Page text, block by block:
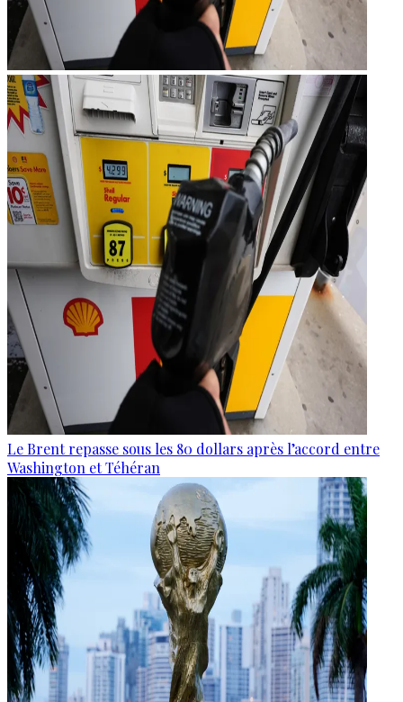
Le Brent repasse sous les 80 dollars après l’accord entre
Washington et Téhéran